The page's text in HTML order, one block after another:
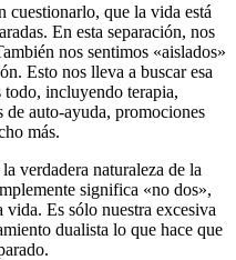
cuestionarlo, que la vida está
En esta separación, nos
nos sentimos «aislados»
Esto nos lleva a buscar esa
incluyendo terapia,
de auto-ayuda, promociones
más.
verdadera naturaleza de la
significa «no dos»,
vida. Es sólo nuestra excesiva
dualista lo que hace que